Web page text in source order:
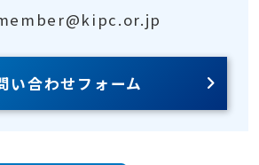
い合わせフォーム